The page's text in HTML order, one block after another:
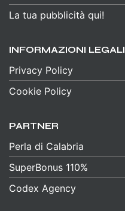
La tua pubblicità qui!
INFORMAZIONI LEGALI
Privacy Policy
Cookie Policy
PARTNER
Perla di Calabria
SuperBonus 110%
Codex Agency